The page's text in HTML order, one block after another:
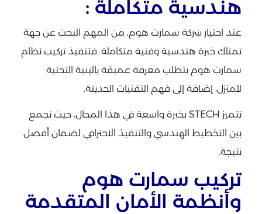
هندسية متكاملة :
عند اختيار شركة سمارت هوم، من المهم البحث عن جهة
تمتلك خبرة هندسية وفنية متكاملة. فتنفيذ تركيب نظام
سمارت هوم يتطلب معرفة عميقة بالبنية التحتية
للمنزل، إضافة إلى فهم التقنيات الحديثة.
تتميز STECH بخبرة واسعة في هذا المجال، حيث تجمع
بين التخطيط الهندسي والتنفيذ الاحترافي لضمان أفضل
نتيجة.
تركيب سمارت هوم
وأنظمة الأمان المتقدمة